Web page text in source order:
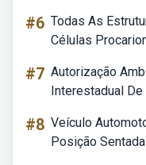
#6 Todas As
Células
#7 Autorização
Interestadual
#8 Veículo
Posição